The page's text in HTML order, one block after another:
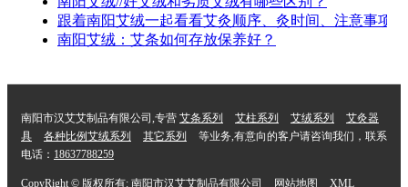
跟着南阳艾绒一起看看艾灸顺序、灸时间、注意事项
南阳艾绒：艾条如何存放保养好？
南阳市汉艾艾制品有限公司,专营 艾条系列 艾柱系列 艾绒系列
艾灸器
具
各种比例艾绒系列 其它系列
等业务,有意向的客户请咨询我们，联系
电话： 18637788259
CopyRight © 版权所有: 南阳市汉艾艾制品有限公司 网站地图 XML